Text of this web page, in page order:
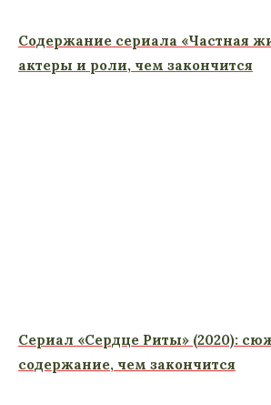
Содержание сериала «Частная
актеры и роли, чем закончится
Сериал «Сердце Риты» (2020):
содержание, чем закончится